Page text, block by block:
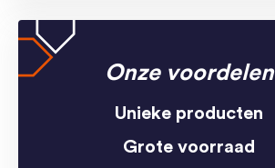
Onze voordelen
Unieke producten
Grote voorraad